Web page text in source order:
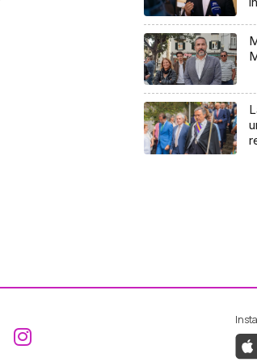
Aceder ao Facebook da
Aceder ao Instagram